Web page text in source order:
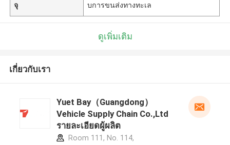
จุ
บการขนส่งทางทะเล
ดูเพิ่มเติม
เกี่ยวกับเรา
Yuet Bay（Guangdong）
Vehicle Supply Chain Co.,Ltd
รายละเอียดผู้ผลิต
Room 111, No. 114,